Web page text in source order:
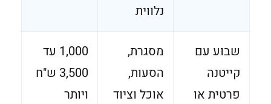
נלווית
שבוע עם
קייטנה
פרטית או
מסגרת,
הסעות,
אוכל וציוד
1,000 עד
3,500 ש"ח
ויותר